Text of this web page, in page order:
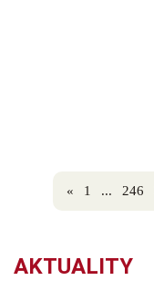
« 1 ... 246
AKTUALITY